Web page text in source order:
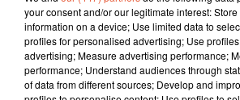
your consent and/or our legitimate interest:
information on a device; Use limited data to
profiles for personalised advertising; Use
advertising; Measure advertising performance;
performance; Understand audiences through
of data from different sources; Develop and